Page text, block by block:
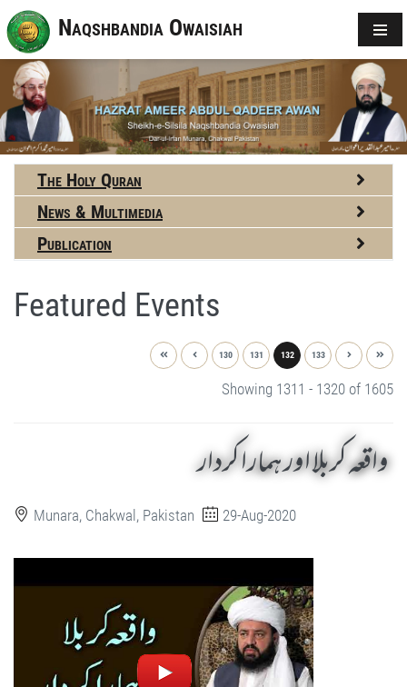
Naqshbandia Owaisiah
The Holy Quran
News & Multimedia
Publication
Featured Events
130 131 132 133
Showing 1311 - 1320 of 1605
واقعہ کربلا اور ہمارا کردار
Munara, Chakwal, Pakistan 29-Aug-2020